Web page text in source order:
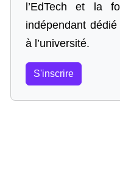
l’EdTech et la
indépendant
à l’université.
S'inscrire